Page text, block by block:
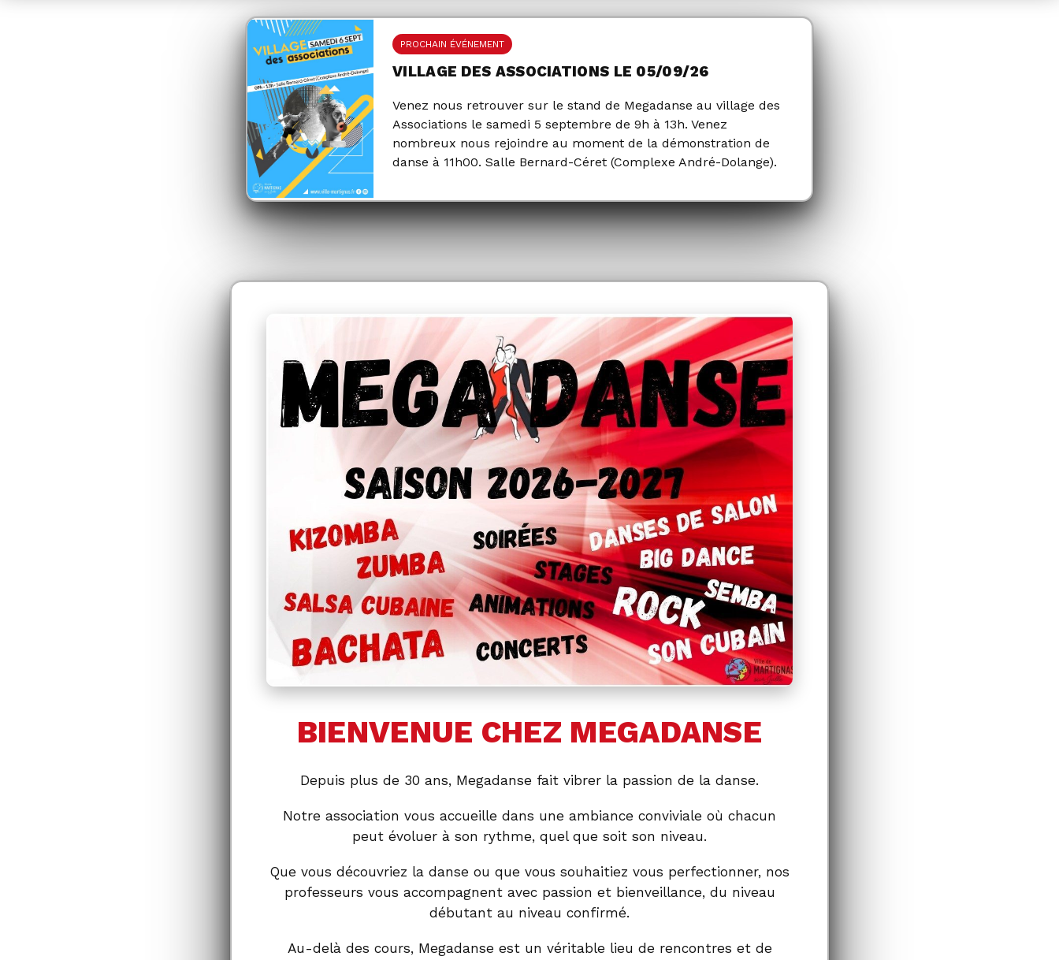
PROCHAIN ÉVÉNEMENT
VILLAGE DES ASSOCIATIONS LE 05/09/26
Venez nous retrouver sur le stand de Megadanse au village des
Associations le samedi 5 septembre de 9h à 13h. Venez
nombreux nous rejoindre au moment de la démonstration de
danse à 11h00. Salle Bernard-Céret (Complexe André-Dolange).
BIENVENUE CHEZ MEGADANSE
Depuis plus de 30 ans, Megadanse fait vibrer la passion de la danse.
Notre association vous accueille dans une ambiance conviviale où chacun
peut évoluer à son rythme, quel que soit son niveau.
Que vous découvriez la danse ou que vous souhaitiez vous perfectionner, nos
professeurs vous accompagnent avec passion et bienveillance, du niveau
débutant au niveau confirmé.
Au-delà des cours, Megadanse est un véritable lieu de rencontres et de